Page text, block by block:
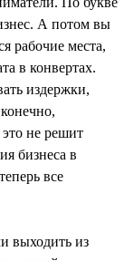
А потом вы
рабочие места,
в конвертах.
издержки,
не решит
бизнеса в
все
выходить из